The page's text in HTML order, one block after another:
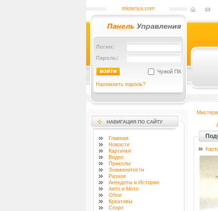
misteriya.com
Логин:
Пароль:
Чужой ПК
Напомнить пароль?
НАВИГАЦИЯ ПО САЙТУ
Главная
Новости
Картинки
Видео
Приколы
Знаменитости
Разное
Анекдоты и Истории
Авто и Мото
Обои
Креативы
Спорт